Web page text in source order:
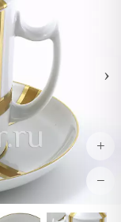
›
+
−